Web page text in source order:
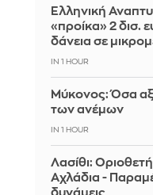
Ελληνική
«προίκα» 2 δισ.
δάνεια σε
IN 1 HOUR
Μύκονος: Όσα
των ανέμων
IN 1 HOUR
Λασίθι:
Αχλάδια -